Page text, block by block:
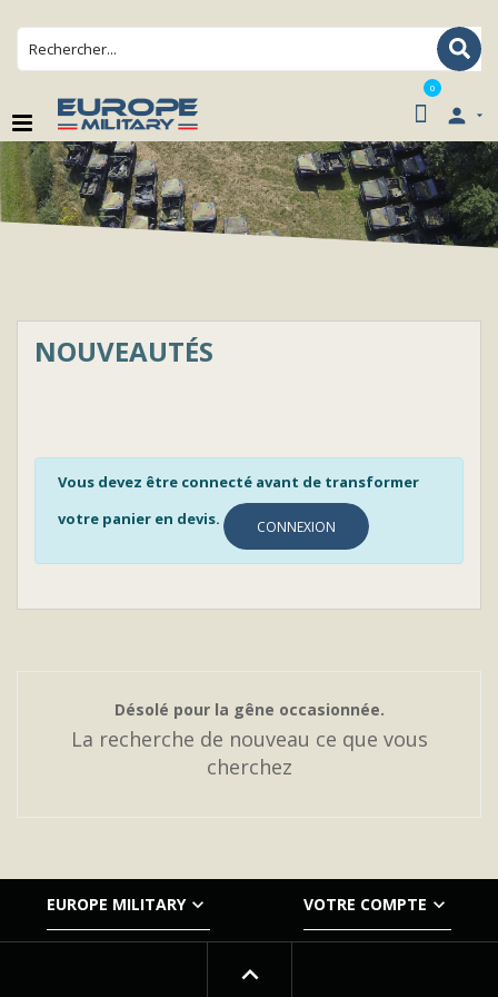
0

NOUVEAUTÉS
Vous devez être connecté avant de transformer
votre panier en devis.
CONNEXION
Désolé pour la gêne occasionnée.
La recherche de nouveau ce que vous
cherchez
EUROPE MILITARY  VOTRE COMPTE 